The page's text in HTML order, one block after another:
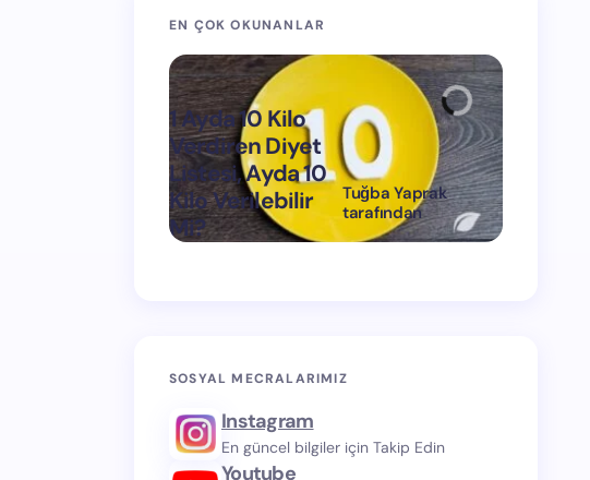
EN ÇOK OKUNANLAR
1 Ayda 10 Kilo
Verdiren Diyet
Listesi, Ayda 10
Kilo Verilebilir
Mi?
Tuğba Yaprak
tarafından
on
Mart 11, 2024
SOSYAL MECRALARIMIZ
Instagram
En güncel bilgiler için Takip Edin
Youtube